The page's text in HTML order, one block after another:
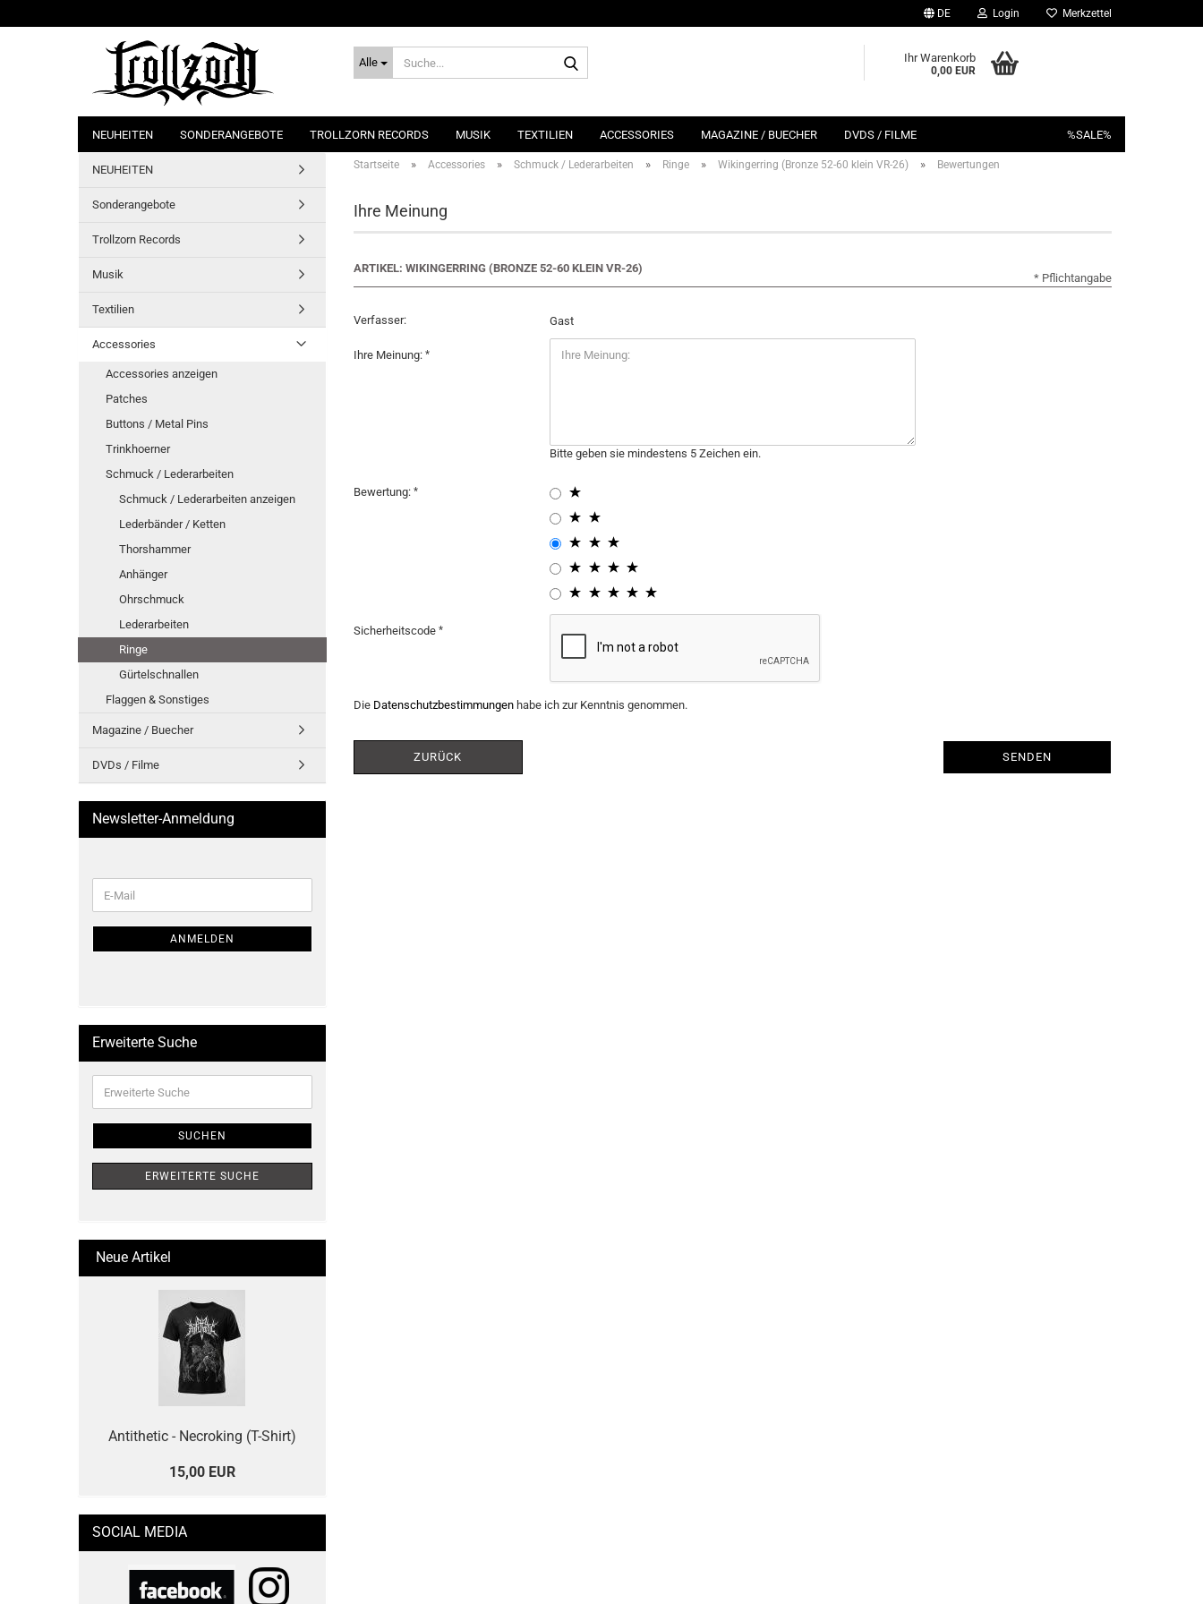
DE Login Merkzettel
Alle Ihr Warenkorb
0,00 EUR
NEUHEITEN SONDERANGEBOTE TROLLZORN RECORDS MUSIK TEXTILIEN ACCESSORIES MAGAZINE / BUECHER DVDS / FILME %SALE%
Startseite » Accessories » Schmuck / Lederarbeiten » Ringe » Wikingerring (Bronze 52-60 klein VR-26) » Bewertungen
Ihre Meinung
ARTIKEL: WIKINGERRING (BRONZE 52-60 KLEIN VR-26)
Verfasser: Gast
Ihre Meinung:
Bitte geben sie mindestens 5 Zeichen ein.
Bewertung:
Sicherheitscode
Die Datenschutzbestimmungenhabe ich zur Kenntnis genommen.
ZURÜCK SENDEN
* Pflichtangabe
NEUHEITEN
Sonderangebote
Trollzorn Records
Musik
Textilien
Accessories
Accessories anzeigen
Patches
Buttons / Metal Pins
Trinkhoerner
Schmuck / Lederarbeiten
Schmuck / Lederarbeiten anzeigen
Lederbänder / Ketten
Thorshammer
Anhänger
Ohrschmuck
Lederarbeiten
Ringe
Gürtelschnallen
Flaggen & Sonstiges
Magazine / Buecher
DVDs / Filme
Newsletter-Anmeldung
ZUR
E-
Mail
ANMELDEN
Erweiterte Suche
Suche
SUCHEN
ERWEITERTE SUCHE
Neue Artikel
Antithetic - Necroking (T-Shirt)
15,00 EUR
SOCIAL MEDIA